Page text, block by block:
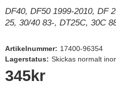
TK Trailer
Volvo Penta Servicedelar
Yanmar Servicedelar
Yamaha Servicedelar
Mercury Servicedelar
DF40, DF50 1999-2010, DF
25, 30/40 83-, DT25C, 30C
Artikelnummer: 17400-96354
Lagerstatus: Skickas normalt
345kr